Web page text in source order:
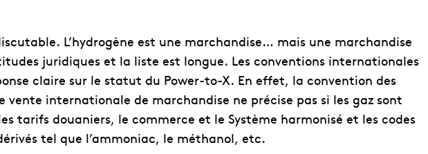
L’hydrogène est une marchandise… mais une marchandise
juridiques et la liste est longue. Les conventions internationales
claire sur le statut du Power-to-X. En effet, la convention des
vente internationale de marchandise ne précise pas si les gaz sont
tarifs douaniers, le commerce et le Système harmonisé et les codes
tel que l’ammoniac, le méthanol, etc.